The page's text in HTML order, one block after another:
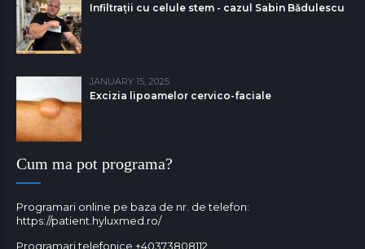
Infiltrații cu celule stem - cazul Sabin Bǎdulescu
JANUARY 15, 2025
Excizia lipoamelor cervico-faciale
Cum ma pot programa?
Programari online pe baza de nr. de telefon:
https://patient.hyluxmed.ro/
Programari telefonice +40373808112